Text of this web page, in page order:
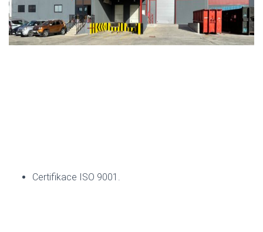
Certifikace ISO 9001.